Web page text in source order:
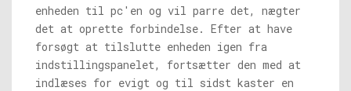
enheden til pc'en og vil parre det, nægter
det at oprette forbindelse. Efter at have
forsøgt at tilslutte enheden igen fra
indstillingspanelet, fortsætter den med at
indlæses for evigt og til sidst kaster en